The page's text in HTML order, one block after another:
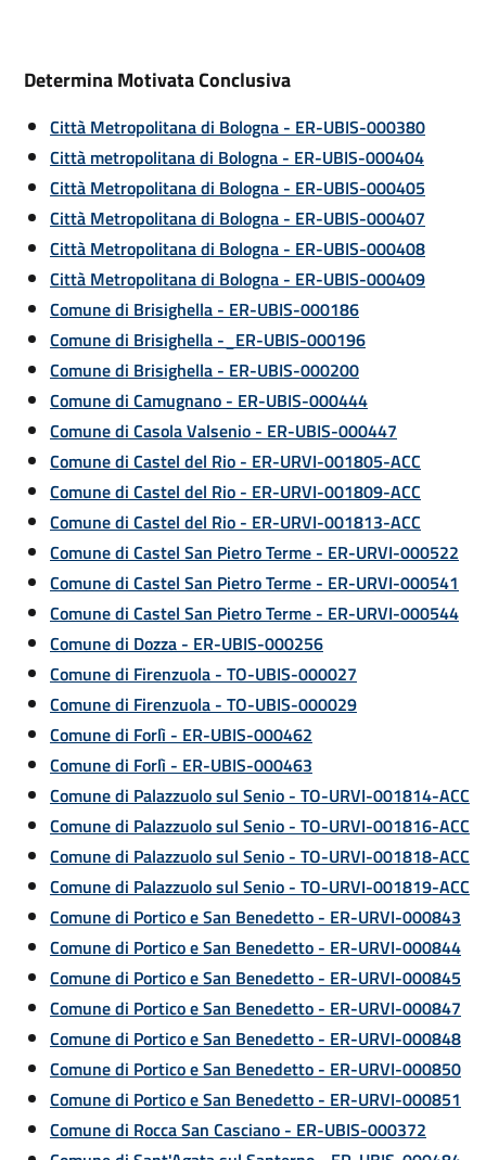
Determina Motivata Conclusiva
Città Metropolitana di Bologna - ER-UBIS-000380
Città metropolitana di Bologna - ER-UBIS-000404
Città Metropolitana di Bologna - ER-UBIS-000405
Città Metropolitana di Bologna - ER-UBIS-000407
Città Metropolitana di Bologna - ER-UBIS-000408
Città Metropolitana di Bologna - ER-UBIS-000409
Comune di Brisighella - ER-UBIS-000186
Comune di Brisighella -_ER-UBIS-000196
Comune di Brisighella - ER-UBIS-000200
Comune di Camugnano - ER-UBIS-000444
Comune di Casola Valsenio - ER-UBIS-000447
Comune di Castel del Rio - ER-URVI-001805-ACC
Comune di Castel del Rio - ER-URVI-001809-ACC
Comune di Castel del Rio - ER-URVI-001813-ACC
Comune di Castel San Pietro Terme - ER-URVI-000522
Comune di Castel San Pietro Terme - ER-URVI-000541
Comune di Castel San Pietro Terme - ER-URVI-000544
Comune di Dozza - ER-UBIS-000256
Comune di Firenzuola - TO-UBIS-000027
Comune di Firenzuola - TO-UBIS-000029
Comune di Forlì - ER-UBIS-000462
Comune di Forlì - ER-UBIS-000463
Comune di Palazzuolo sul Senio - TO-URVI-001814-ACC
Comune di Palazzuolo sul Senio - TO-URVI-001816-ACC
Comune di Palazzuolo sul Senio - TO-URVI-001818-ACC
Comune di Palazzuolo sul Senio - TO-URVI-001819-ACC
Comune di Portico e San Benedetto - ER-URVI-000843
Comune di Portico e San Benedetto - ER-URVI-000844
Comune di Portico e San Benedetto - ER-URVI-000845
Comune di Portico e San Benedetto - ER-URVI-000847
Comune di Portico e San Benedetto - ER-URVI-000848
Comune di Portico e San Benedetto - ER-URVI-000850
Comune di Portico e San Benedetto - ER-URVI-000851
Comune di Rocca San Casciano - ER-UBIS-000372